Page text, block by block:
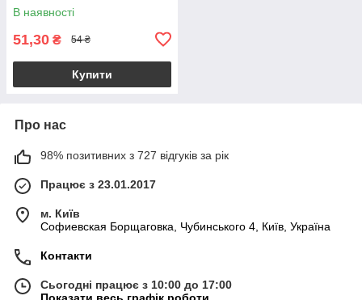
В наявності
51,30 ₴ 54 ₴
Купити
Про нас
98% позитивних з 727 відгуків за рік
Працює з 23.01.2017
м. Київ
Софиевская Борщаговка, Чубинського 4, Київ, Україна
Контакти
Сьогодні працює з 10:00 до 17:00
Показати весь графік роботи